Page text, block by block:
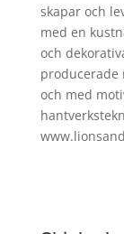
skapar och
med en
och
producerade
och med